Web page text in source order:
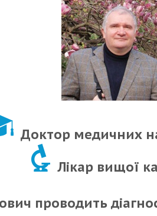
Доктор медичних
Лікар вищої
проводить